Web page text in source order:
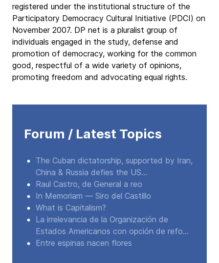
registered under the institutional structure of the
Participatory Democracy Cultural Initiative (PDCI) on
November 2007. DP net is a pluralist group of
individuals engaged in the study, defense and
promotion of democracy, working for the common
good, respectful of a wide variety of opinions,
promoting freedom and advocating equal rights.
Forum / Latest Topics
The Cuban dictatorship, supported by Iran,
China & Russia defies the US...
Raul Castro, de General a reo
In Memoriam — Siro del Castillo
What is Capitalism?
La irrelevancia de la Organización de
Estados Americanos con opción de refo...
Entre espinas nacen flores